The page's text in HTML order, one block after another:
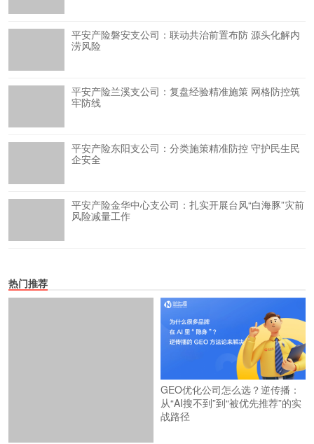
平安产险磐安支公司：联动共治前置布防 源头化解内
涝风险
平安产险兰溪支公司：复盘经验精准施策 网格防控筑
牢防线
平安产险东阳支公司：分类施策精准防控 守护民生民
企安全
平安产险金华中心支公司：扎实开展台风“白海豚”灾前
风险减量工作
热门推荐
GEO优化公司怎么选？逆传播：
从“AI搜不到”到“被优先推荐”的实
战路径